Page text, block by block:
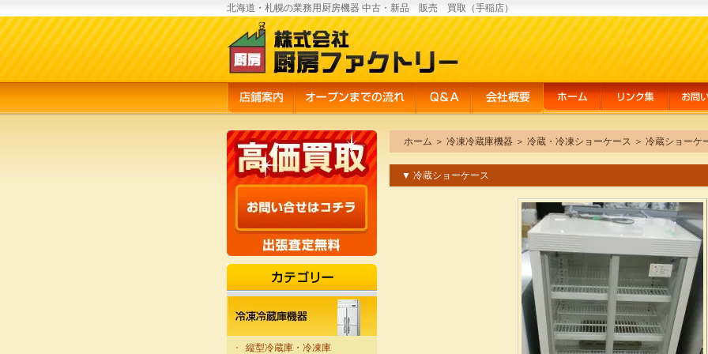
北海道・札幌の業務用厨房機器 中古・新品 販売 買取（手稲店）
・ 縦型冷蔵庫・冷凍庫
ホーム ＞ 冷凍冷蔵庫機器 ＞ 冷蔵・冷凍ショーケース ＞ 冷蔵ショーケ
▼ 冷蔵ショーケース